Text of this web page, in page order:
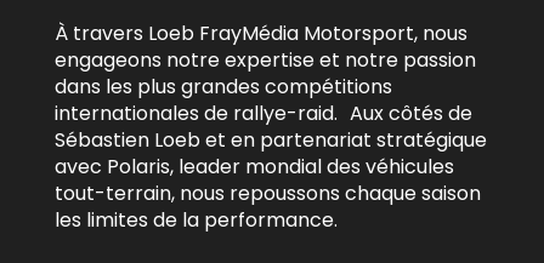
À travers Loeb FrayMédia Motorsport, nous
engageons notre expertise et notre passion
dans les plus grandes compétitions
internationales de rallye-raid. Aux côtés de
Sébastien Loeb et en partenariat stratégique
avec Polaris, leader mondial des véhicules
tout-terrain, nous repoussons chaque saison
les limites de la performance.